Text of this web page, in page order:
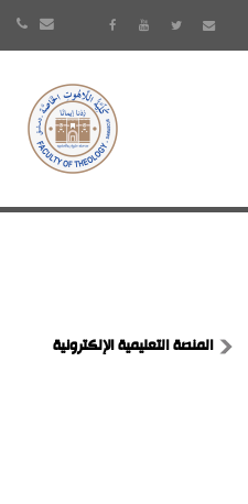
المنصة التعليمية الإلكترونية